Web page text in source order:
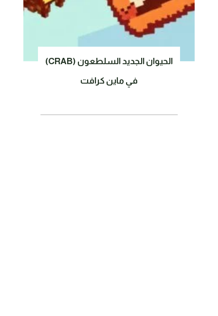
الحيوان الجديد السلطعون (CRAB)
في ماين كرافت